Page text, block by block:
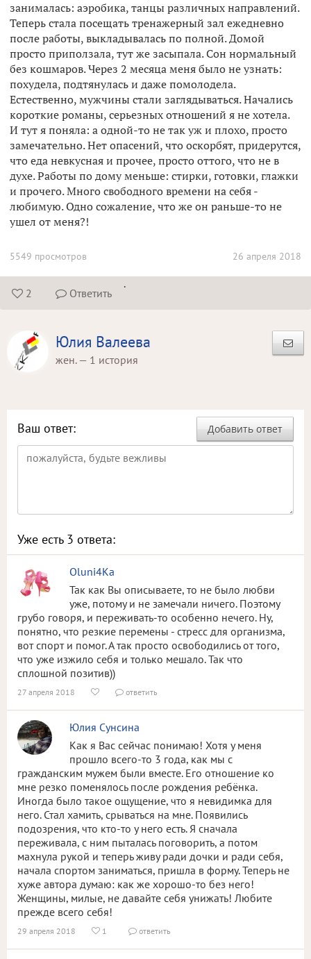
занималась: аэробика, танцы различных направлений.
Теперь стала посещать тренажерный зал ежедневно
после работы, выкладывалась по полной. Домой
просто приползала, тут же засыпала. Сон нормальный
без кошмаров. Через 2 месяца меня было не узнать:
похудела, подтянулась и даже помолодела.
Естественно, мужчины стали заглядываться. Начались
короткие романы, серьезных отношений я не хотела.
И тут я поняла: а одной-то не так уж и плохо, просто
замечательно. Нет опасений, что оскорбят, придерутся,
что еда невкусная и прочее, просто оттого, что не в
духе. Работы по дому меньше: стирки, готовки, глажки
и прочего. Много свободного времени на себя -
любимую. Одно сожаление, что же он раньше-то не
ушел от меня?!
26 апреля 2018
5549 просмотров
 2  Ответить
.
Юлия Валеева
жен. — 1 история
Добавить ответ
Ваш ответ:
Уже есть 3 ответа:
Oluni4Ka
Так как Вы описываете, то не было любви
уже, потому и не замечали ничего. Поэтому
грубо говоря, и переживать-то особенно нечего. Ну,
понятно, что резкие перемены - стресс для организма,
вот спорт и помог. А так просто освободились от того,
что уже изжило себя и только мешало. Так что
сплошной позитив))
27 апреля 2018   ответить
Юлия Сунсина
Как я Вас сейчас понимаю! Хотя у меня
прошло всего-то 3 года, как мы с
гражданским мужем были вместе. Его отношение ко
мне резко поменялось после рождения ребёнка.
Иногда было такое ощущение, что я невидимка для
него. Стал хамить, срываться на мне. Появились
подозрения, что кто-то у него есть. Я сначала
переживала, с ним пыталась поговорить, а потом
махнула рукой и теперь живу ради дочки и ради себя,
начала спортом заниматься, пришла в форму. Теперь не
хуже автора думаю: как же хорошо-то без него!
Женщины, милые, не давайте себя унижать! Любите
прежде всего себя!
29 апреля 2018  1  ответить